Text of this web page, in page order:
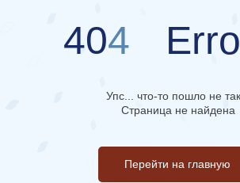
Упс... что-то пошло не
Страница не найдена
Перейти на главную
404